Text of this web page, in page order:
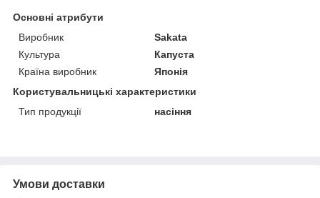
Основні атрибути
Виробник
Sakata
Культура
Капуста
Країна виробник
Японія
Користувальницькі характеристики
Тип продукції
насіння
Умови доставки